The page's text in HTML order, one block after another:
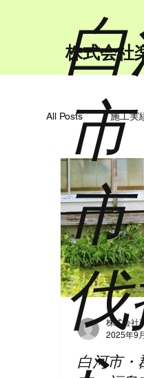
株式会社
All Posts 施工実
白河市・
株式会社
2025年9